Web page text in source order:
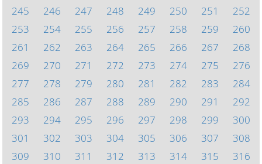
245
246 247 248 249 250 251
252
253
254 255 256 257 258 259
260
261
262 263 264 265 266 267
268
269
270 271 272 273 274 275
276
277
278 279 280 281 282 283
284
285
286 287 288 289 290 291
292
293
294 295 296 297 298 299
300
301
302 303 304 305 306 307
308
309
310 311 312 313 314 315
316